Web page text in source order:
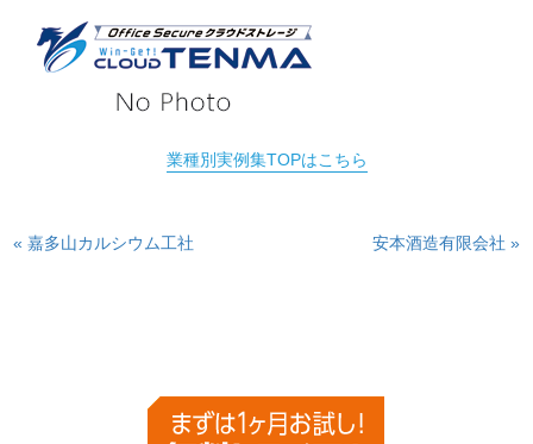
業種別実例集TOPはこちら
« 嘉多山カルシウム工社 安本酒造有限会社 »